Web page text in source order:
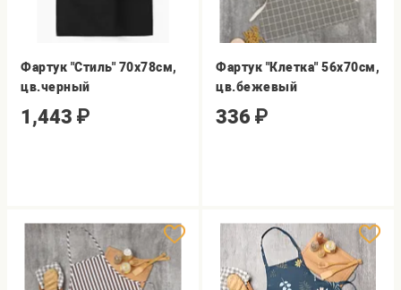
Фартук "Стиль" 70х78см,
цв.черный
1,443 ₽
Фартук "Клетка" 56х70см,
цв.бежевый
336 ₽